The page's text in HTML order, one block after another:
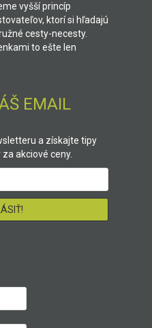
vyšší princíp
ktorí si hľadajú
cesty-necesty.
to ešte len
EMAIL
a získajte tipy
akciové ceny.